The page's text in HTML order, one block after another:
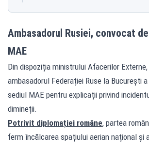
Ambasadorul Rusiei, convocat
MAE
Din dispoziția ministrului Afacerilor Externe,
ambasadorul Federației Ruse la București
sediul MAE pentru explicații privind
dimineții.
Potrivit diplomației române, partea
ferm încălcarea spațiului aerian național și